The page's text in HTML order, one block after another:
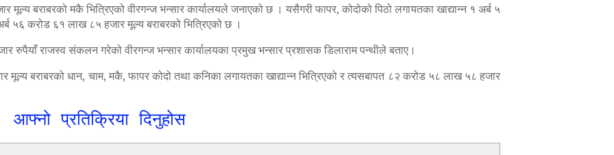
बराबरको मकै भित्रिएको वीरगन्ज भन्सार कार्यालयले जनाएको छ । यसैगरी फापर, कोदोको पिठो लगायतका खाद्यान्न १ अर्ब ५
५६ करोड ६१ लाख ८५ हजार मूल्य बराबरको भित्रिएको छ ।
रुपैयाँ राजस्व संकलन गरेको वीरगन्ज भन्सार कार्यालयका प्रमुख भन्सार प्रशासक डिलाराम पन्थीले बताए।
मूल्य बराबरको धान, चाम, मकै, फापर कोदो तथा कनिका लगायतका खाद्यान्न भित्रिएको र त्यसबापत ८२ करोड ५८ लाख ५८ हजार
आफ्नो प्रतिक्रिया दिनुहोस